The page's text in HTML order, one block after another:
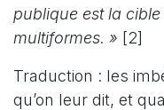
publique est la
multiformes. » [2]
Traduction : les
qu’on leur dit, et